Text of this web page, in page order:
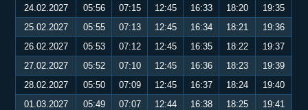
24.02.2027
05:56 07:15 12:45 16:33 18:20
19:35
25.02.2027
05:55 07:13 12:45 16:34 18:21
19:36
26.02.2027
05:53 07:12 12:45 16:35 18:22
19:37
27.02.2027
05:52 07:10 12:45 16:36 18:23
19:39
28.02.2027
05:50 07:09 12:45 16:37 18:24
19:40
01.03.2027
05:49 07:07 12:44 16:38 18:25
19:41